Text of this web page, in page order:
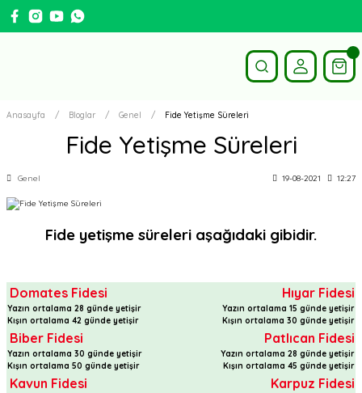
Anasayfa Bloglar Genel Fide Yetişme Süreleri
Fide Yetişme Süreleri
Genel 19-08-2021 12:27
Fide yetişme süreleri aşağıdaki gibidir.
Domates Fidesi
Yazın ortalama 28 günde yetişir
Kışın ortalama 42 günde yetişir
Hıyar Fidesi
Yazın ortalama 15 günde yetişir
Kışın ortalama 30 günde yetişir
Biber Fidesi
Yazın ortalama 30 günde yetişir
Kışın ortalama 50 günde yetişir
Patlıcan Fidesi
Yazın ortalama 28 günde yetişir
Kışın ortalama 45 günde yetişir
Kavun Fidesi Karpuz Fidesi